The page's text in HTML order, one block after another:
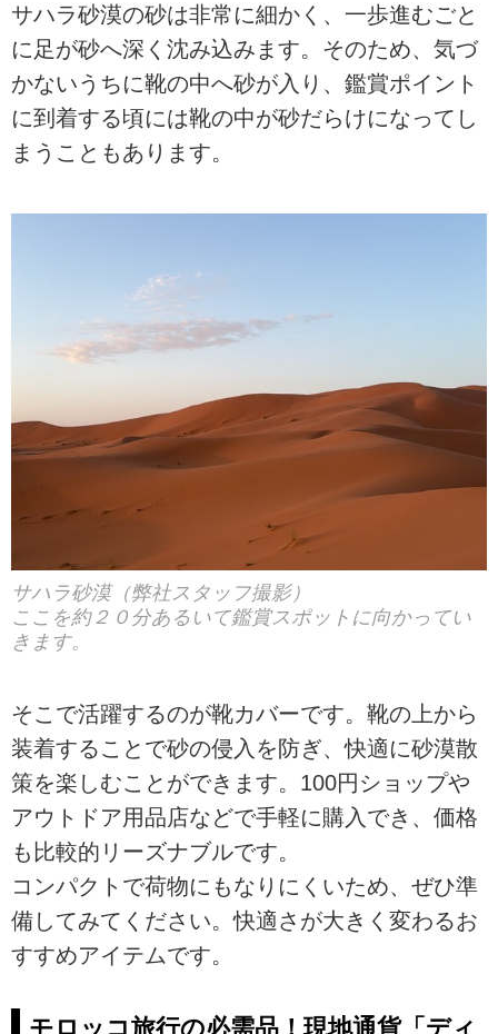
サハラ砂漠の砂は非常に細かく、一歩進むごと
に足が砂へ深く沈み込みます。そのため、気づ
かないうちに靴の中へ砂が入り、鑑賞ポイント
に到着する頃には靴の中が砂だらけになってし
まうこともあります。
サハラ砂漠（弊社スタッフ撮影）
ここを約２０分あるいて鑑賞スポットに向かってい
きます。
そこで活躍するのが靴カバーです。靴の上から
装着することで砂の侵入を防ぎ、快適に砂漠散
策を楽しむことができます。100円ショップや
アウトドア用品店などで手軽に購入でき、価格
も比較的リーズナブルです。
コンパクトで荷物にもなりにくいため、ぜひ準
備してみてください。快適さが大きく変わるお
すすめアイテムです。
モロッコ旅行の必需品！現地通貨「ディ